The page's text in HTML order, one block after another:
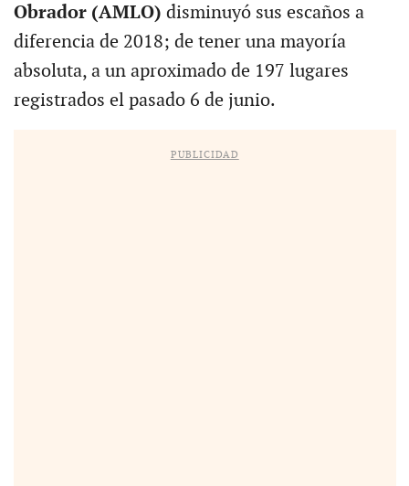
Obrador (AMLO) disminuyó sus escaños a
diferencia de 2018; de tener una mayoría
absoluta, a un aproximado de 197 lugares
registrados el pasado 6 de junio.
PUBLICIDAD